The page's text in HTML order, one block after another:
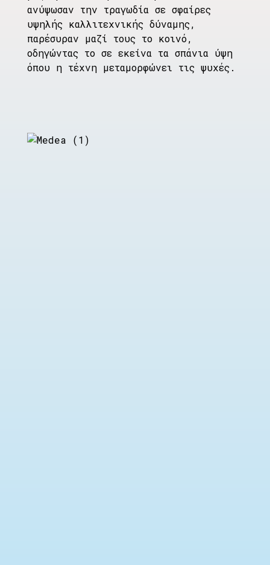
ανύψωσαν την τραγωδία σε σφαίρες
υψηλής καλλιτεχνικής δύναμης,
παρέσυραν μαζί τους το κοινό,
οδηγώντας το σε εκείνα τα σπάνια ύψη
όπου η τέχνη μεταμορφώνει τις ψυχές.